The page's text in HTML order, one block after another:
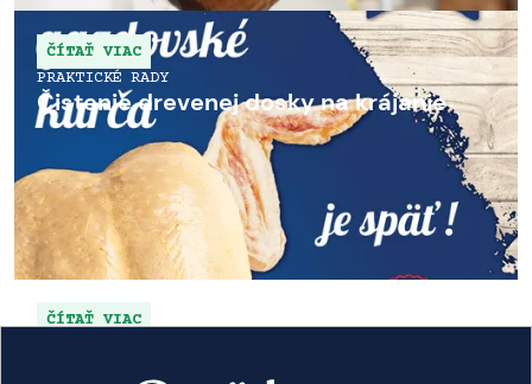
ČÍTAŤ VIAC
PRAKTICKÉ RADY
Čistenie drevenej dosky na krájanie
ČÍTAŤ VIAC